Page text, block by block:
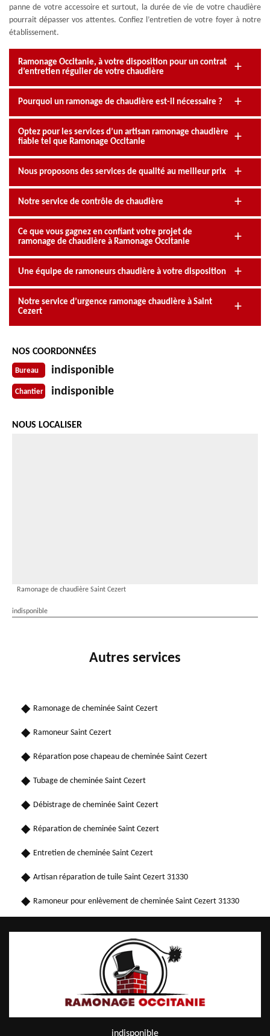
panne de votre accessoire et surtout, la durée de vie de votre chaudière
pourrait dépasser vos attentes. Confiez l’entretien de votre foyer à notre
établissement.
Ramonage Occitanie, à votre disposition pour un contrat
d’entretien régulier de votre chaudière
Pourquoi un ramonage de chaudière est-il nécessaire ?
Optez pour les services d’un artisan ramonage chaudière
fiable tel que Ramonage Occitanie
Nous proposons des services de qualité au meilleur prix
Notre service de contrôle de chaudière
Ce que vous gagnez en confiant votre projet de
ramonage de chaudière à Ramonage Occitanie
Une équipe de ramoneurs chaudière à votre disposition
Notre service d’urgence ramonage chaudière à Saint
Cezert
NOS COORDONNÉES
Bureau indisponible
Chantier indisponible
NOUS LOCALISER
Ramonage de chaudière Saint Cezert
indisponible
Autres services
Ramonage de cheminée Saint Cezert
Ramoneur Saint Cezert
Réparation pose chapeau de cheminée Saint Cezert
Tubage de cheminée Saint Cezert
Débistrage de cheminée Saint Cezert
Réparation de cheminée Saint Cezert
Entretien de cheminée Saint Cezert
Artisan réparation de tuile Saint Cezert 31330
Ramoneur pour enlèvement de cheminée Saint Cezert 31330
indisponible